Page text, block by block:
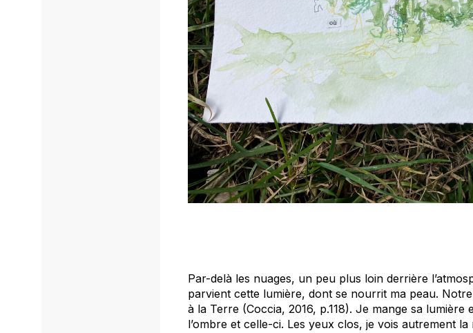
Par-delà les nuages, un peu plus loin derrière
parvient cette lumière, dont se nourrit ma peau.
à la Terre (Coccia, 2016, p.118). Je mange sa
l’ombre et celle-ci. Les yeux clos, je vois autrement